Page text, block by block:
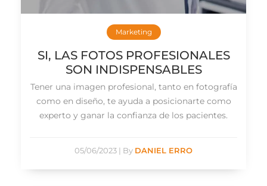
Marketing
SI, LAS FOTOS PROFESIONALES
SON INDISPENSABLES
Tener una imagen profesional, tanto en fotografía
como en diseño, te ayuda a posicionarte como
experto y ganar la confianza de los pacientes.
05/06/2023 | By DANIEL ERRO